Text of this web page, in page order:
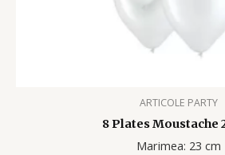
ARTICOLE PARTY
8 Plates Moustache
Marimea: 23 cm